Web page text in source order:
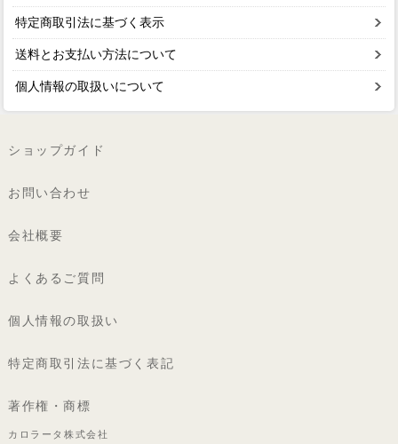
特定商取引法に基づく表示
送料とお支払い方法について
個人情報の取扱いについて
ショップガイド
お問い合わせ
会社概要
よくあるご質問
個人情報の取扱い
特定商取引法に基づく表記
著作権・商標
カロラータ株式会社